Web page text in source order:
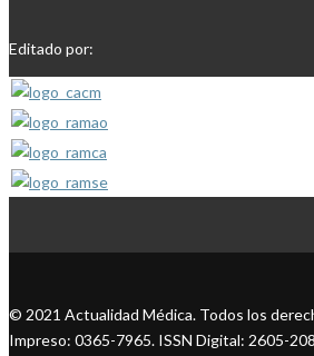
Editado por:
© 2021 Actualidad Médica. Todos los
Impreso: 0365-7965. ISSN Digital: 2605-